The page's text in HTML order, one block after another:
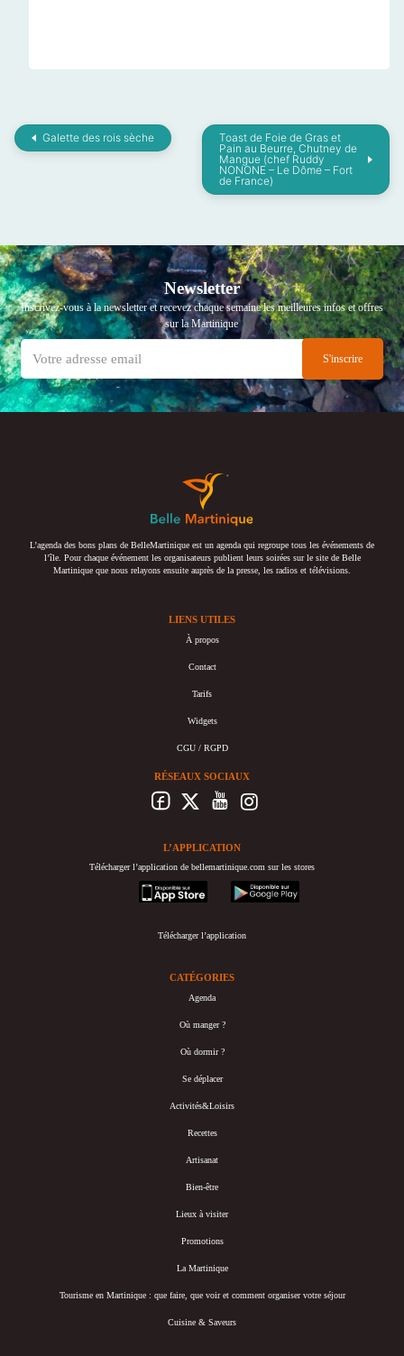
Galette des rois sèche
Toast de Foie de Gras et
Pain au Beurre, Chutney de
Mangue (chef Ruddy
NONONE – Le Dôme – Fort
de France)
Newsletter
Inscrivez-vous à la newsletter et recevez chaque semaine les meilleures infos et offres
sur la Martinique
L’agenda des bons plans de BelleMartinique est un agenda qui regroupe tous les événements de
l’île. Pour chaque événement les organisateurs publient leurs soirées sur le site de Belle
Martinique que nous relayons ensuite auprès de la presse, les radios et télévisions.
LIENS UTILES
À propos
Contact
Tarifs
Widgets
CGU / RGPD
RÉSEAUX SOCIAUX
L’APPLICATION
Télécharger l’application de bellemartinique.com sur les stores
appstore
googleplay
Télécharger l’application
CATÉGORIES
Agenda
Où manger ?
Où dormir ?
Se déplacer
Activités&Loisirs
Recettes
Artisanat
Bien-être
Lieux à visiter
Promotions
La Martinique
Tourisme en Martinique : que faire, que voir et comment organiser votre séjour
Cuisine & Saveurs